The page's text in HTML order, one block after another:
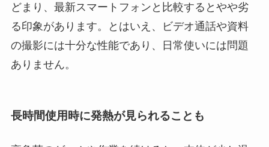
どまり、最新スマートフォンと比較するとやや劣
る印象があります。とはいえ、ビデオ通話や資料
の撮影には十分な性能であり、日常使いには問題
ありません。
長時間使用時に発熱が見られることも